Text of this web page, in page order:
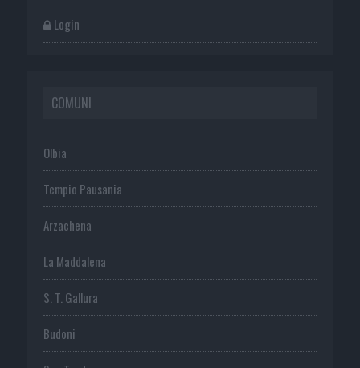
Login
COMUNI
Olbia
Tempio Pausania
Arzachena
La Maddalena
S. T. Gallura
Budoni